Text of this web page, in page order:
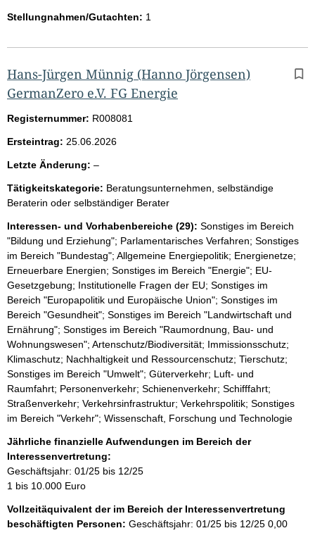
Stellungnahmen/Gutachten: 1
Hans-Jürgen Münnig (Hanno Jörgensen)
GermanZero e.V. FG Energie
Registernummer: R008081
Ersteintrag: 25.06.2026
Letzte Änderung: –l
e
r
Tätigkeitskategorie: Beratungsunternehmen, selbständige
Beraterin oder selbständiger Berater
Interessen- und Vorhabenbereiche (29): Sonstiges im Bereich
"Bildung und Erziehung"; Parlamentarisches Verfahren; Sonstiges
im Bereich "Bundestag"; Allgemeine Energiepolitik; Energienetze;
Erneuerbare Energien; Sonstiges im Bereich "Energie"; EU-
Gesetzgebung; Institutionelle Fragen der EU; Sonstiges im
Bereich "Europapolitik und Europäische Union"; Sonstiges im
Bereich "Gesundheit"; Sonstiges im Bereich "Landwirtschaft und
Ernährung"; Sonstiges im Bereich "Raumordnung, Bau- und
Wohnungswesen"; Artenschutz/Biodiversität; Immissionsschutz;
Klimaschutz; Nachhaltigkeit und Ressourcenschutz; Tierschutz;
Sonstiges im Bereich "Umwelt"; Güterverkehr; Luft- und
Raumfahrt; Personenverkehr; Schienenverkehr; Schifffahrt;
Straßenverkehr; Verkehrsinfrastruktur; Verkehrspolitik; Sonstiges
im Bereich "Verkehr"; Wissenschaft, Forschung und Technologie
Jährliche finanzielle Aufwendungen im Bereich der
Interessenvertretung:
Geschäftsjahr: 01/25 bis 12/25
1 bis 10.000 Euro
Vollzeitäquivalent der im Bereich der Interessenvertretung
beschäftigten Personen: Geschäftsjahr: 01/25 bis 12/25 0,00